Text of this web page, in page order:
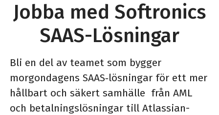
Jobba med Softronics
SAAS-Lösningar
Bli en del av teamet som bygger
morgondagens SAAS‑lösningar för ett mer
hållbart och säkert samhälle från AML
och betalningslösningar till Atlassian-